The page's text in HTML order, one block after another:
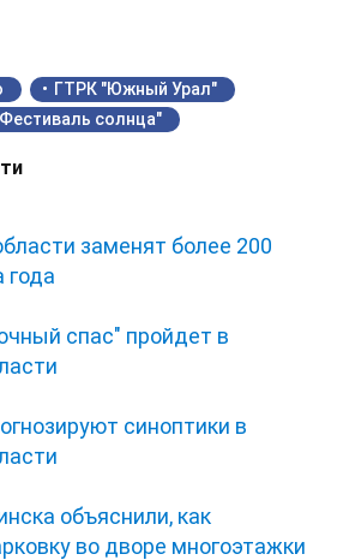
ГТРК "Южный Урал"
солнца"
заменят более 200
года
спас" пройдет в
синоптики в
объяснили, как
во дворе многоэтажки